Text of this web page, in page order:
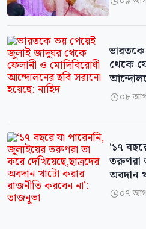
থেকে
নাহিদ
০৮
‘১৭
তরুণরা
অবদান
করবেন
০৭